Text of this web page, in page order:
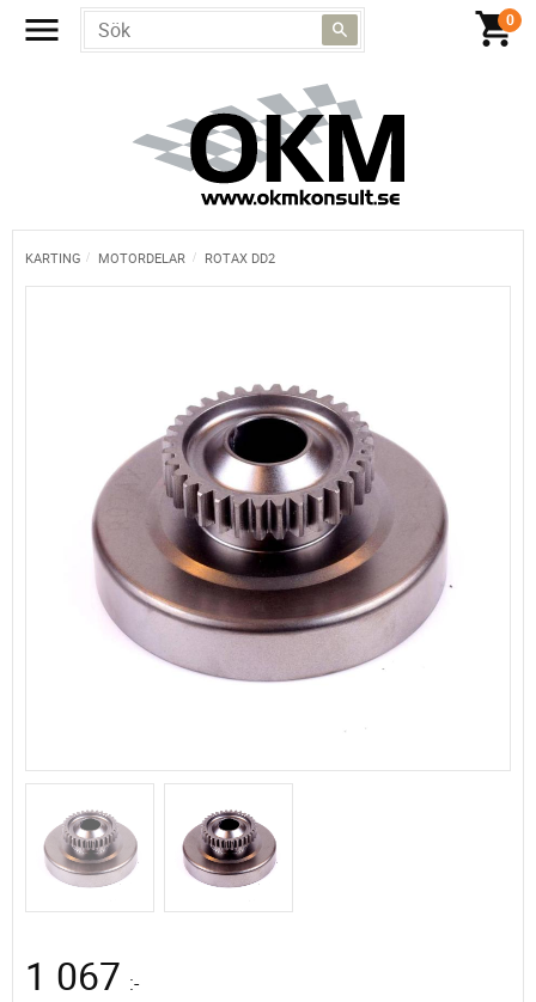
KARTING MOTORDELAR ROTAX DD2
1 067 :-